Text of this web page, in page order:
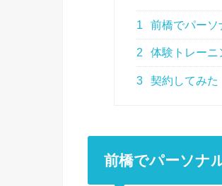
1 前橋でパーソ
2 体験トレーニ
3 契約してみた
前橋でパーソナ